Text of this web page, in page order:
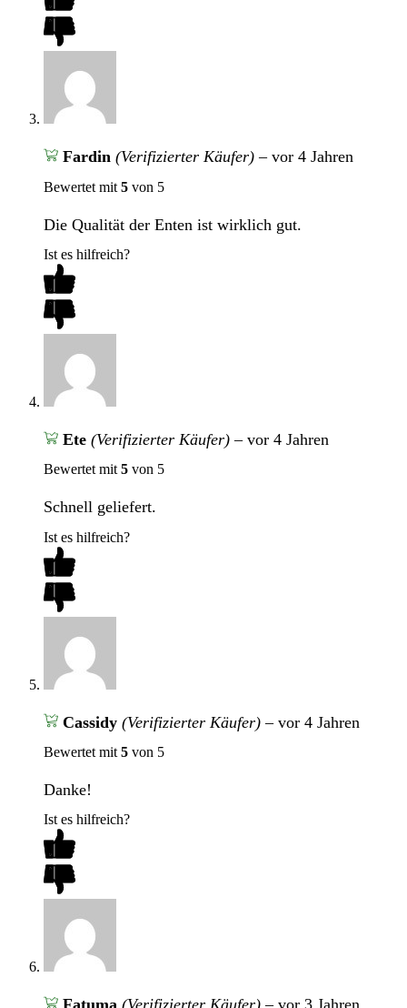
Fardin (Verifizierter Käufer) – vor 4 Jahren
Bewertet mit 5 von 5
Die Qualität der Enten ist wirklich gut.
Ist es hilfreich?
Ete (Verifizierter Käufer) – vor 4 Jahren
Bewertet mit 5 von 5
Schnell geliefert.
Ist es hilfreich?
Cassidy (Verifizierter Käufer) – vor 4 Jahren
Bewertet mit 5 von 5
Danke!
Ist es hilfreich?